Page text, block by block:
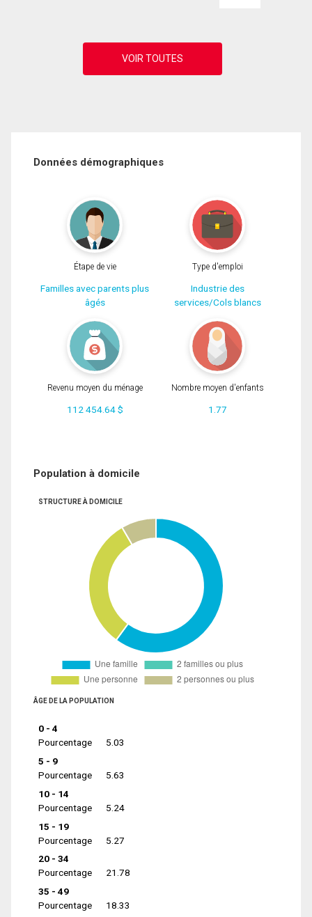
Données démographiques
Étape de vie
Familles avec parents plus
âgés
Type d'emploi
Industrie des
services/Cols blancs
Revenu moyen du ménage
112 454.64 $
Nombre moyen d'enfants
1.77
Population à domicile
STRUCTURE À DOMICILE
ÂGE DE LA POPULATION
0 - 4
Pourcentage
5.03
5 - 9
Pourcentage
5.63
10 - 14
Pourcentage
5.24
15 - 19
Pourcentage
5.27
20 - 34
Pourcentage
21.78
35 - 49
Pourcentage
18.33